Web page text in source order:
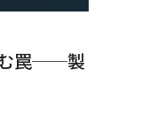
む罠──製